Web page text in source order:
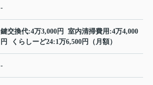
-
鍵交換代:4万3,000円 室内清掃費用:4万4,000
円 くらしーど24:1万6,500円（月額）
-